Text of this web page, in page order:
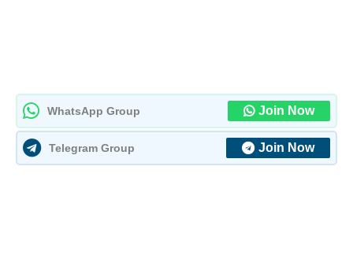
WhatsApp Group Join Now
Telegram Group Join Now